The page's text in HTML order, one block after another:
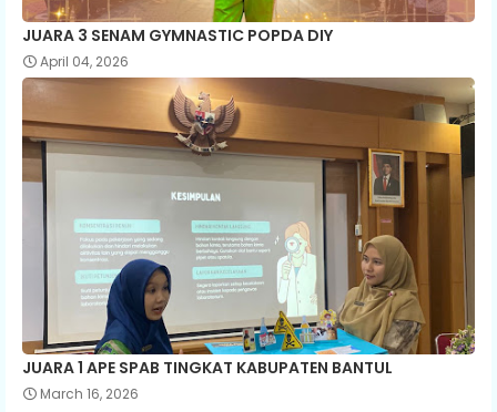
JUARA 3 SENAM GYMNASTIC POPDA DIY
April 04, 2026
JUARA 1 APE SPAB TINGKAT KABUPATEN BANTUL
March 16, 2026